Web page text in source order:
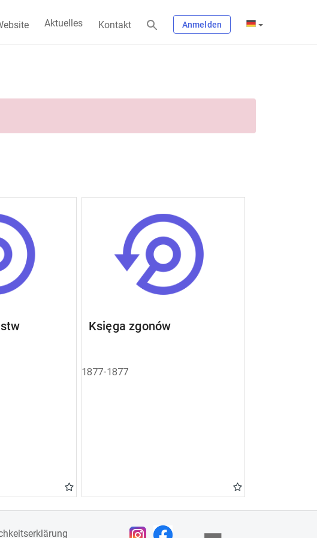
Aktuelles Kontakt Anmelden
Księga zgonów
1877-1877